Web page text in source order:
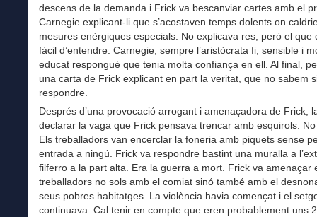
descens de la demanda i Frick va bescanviar cartes amb el
Carnegie explicant-li que s’acostaven temps dolents on
mesures enèrgiques especials. No explicava res, però el que
fàcil d’entendre. Carnegie, sempre l’aristòcrata fi, sensible i
educat respongué que tenia molta confiança en ell. Al final,
una carta de Frick explicant en part la veritat, que no sabem
respondre.
Després d’una provocació arrogant i amenaçadora de Frick,
declarar la vaga que Frick pensava trencar amb esquirols.
Els treballadors van encerclar la foneria amb piquets sense
entrada a ningú. Frick va respondre bastint una muralla a
filferro a la part alta. Era la guerra a mort. Frick va amenaçar
treballadors no sols amb el comiat sinó també amb el
seus pobres habitatges. La violència havia començat i el
continuava. Cal tenir en compte que eren probablement uns